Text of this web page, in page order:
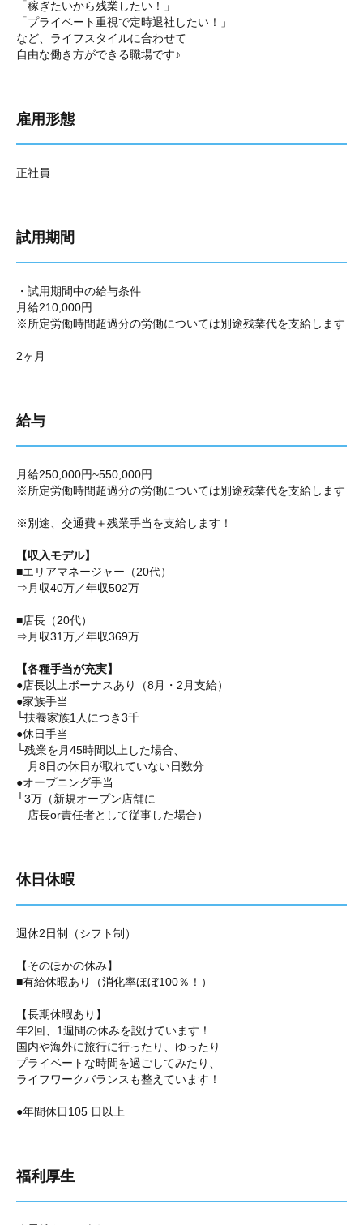
「稼ぎたいから残業したい！」
「プライベート重視で定時退社したい！」
など、ライフスタイルに合わせて
自由な働き方ができる職場です♪
雇用形態
正社員
試用期間
・試用期間中の給与条件
月給210,000円
※所定労働時間超過分の労働については別途残業代を支給します
2ヶ月
給与
月給250,000円~550,000円
※所定労働時間超過分の労働については別途残業代を支給します
※別途、交通費＋残業手当を支給します！
【収入モデル】
■エリアマネージャー（20代）
⇒月収40万／年収502万
■店長（20代）
⇒月収31万／年収369万
【各種手当が充実】
●店長以上ボーナスあり（8月・2月支給）
●家族手当
└扶養家族1人につき3千
●休日手当
└残業を月45時間以上した場合、
月8日の休日が取れていない日数分
●オープニング手当
└3万（新規オープン店舗に
店長or責任者として従事した場合）
休日休暇
週休2日制（シフト制）
【そのほかの休み】
■有給休暇あり（消化率ほぼ100％！）
【長期休暇あり】
年2回、1週間の休みを設けています！
国内や海外に旅行に行ったり、ゆったり
プライベートな時間を過ごしてみたり、
ライフワークバランスも整えています！
●年間休日105 日以上
福利厚生